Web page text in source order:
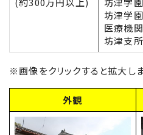
坊津学
医療機
坊津支
※画像をクリックすると拡大しま
外観